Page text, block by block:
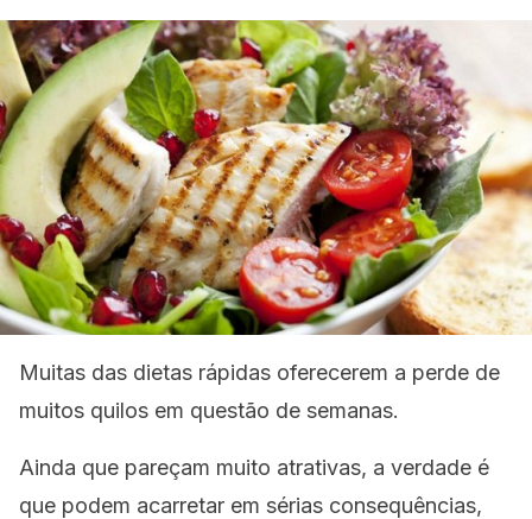
Muitas das dietas rápidas oferecerem a perde de
muitos quilos em questão de semanas.
Ainda que pareçam muito atrativas, a verdade é
que podem acarretar em sérias consequências,